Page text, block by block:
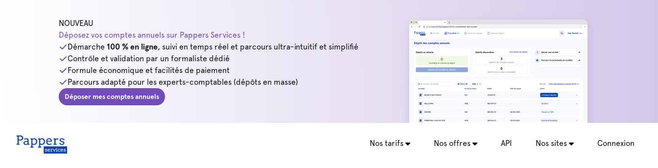
NOUVEAU
Déposez vos comptes annuels sur Pappers Services !
Démarche 100 % en ligne, suivi en temps réel et parcours ultra-intuitif et simplifié
Contrôle et validation par un formaliste dédié
Formule économique et facilités de paiement
Parcours adapté pour les experts-comptables (dépôts en masse)
Déposer mes comptes annuels
Nos tarifs Nos offres API Nos sites Connexion